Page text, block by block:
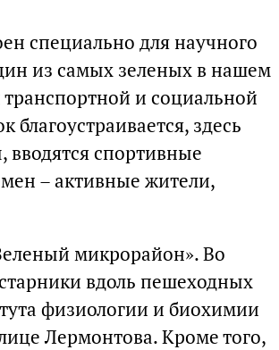
специально для научного
из самых зеленых в нашем
и социальной
здесь
вводятся спортивные
– активные жители,
микрорайон». Во
вдоль пешеходных
физиологии и биохимии
Лермонтова. Кроме того,